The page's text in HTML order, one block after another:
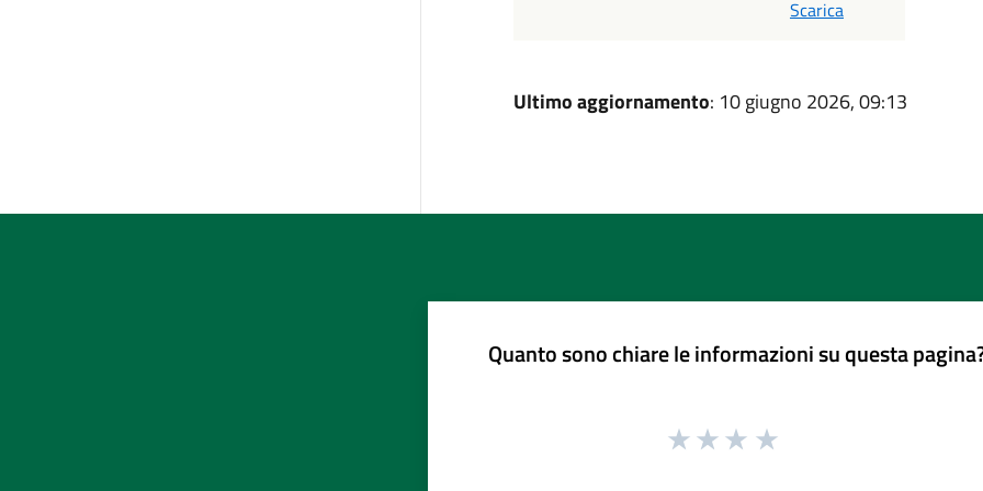
Scarica
Ultimo aggiornamento: 10 giugno 2026, 09:13
Quanto sono chiare le informazioni su questa